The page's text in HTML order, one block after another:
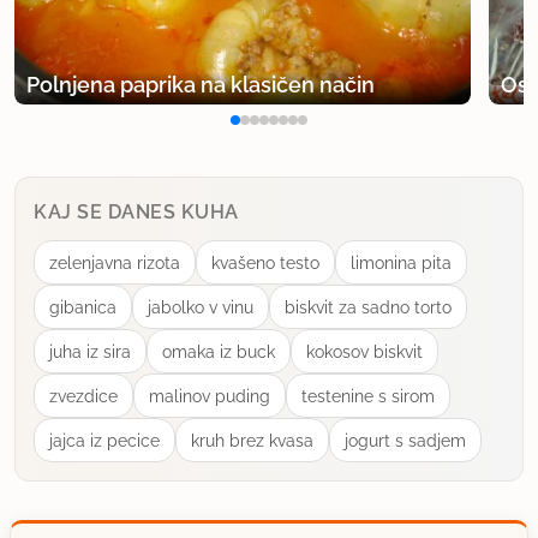
Polnjena paprika na klasičen način
KAJ SE DANES KUHA
zelenjavna rizota kvašeno testo limonina pita
gibanica jabolko v vinu biskvit za sadno torto
juha iz sira omaka iz buck kokosov biskvit
zvezdice malinov puding testenine s sirom
jajca iz pecice kruh brez kvasa jogurt s sadjem